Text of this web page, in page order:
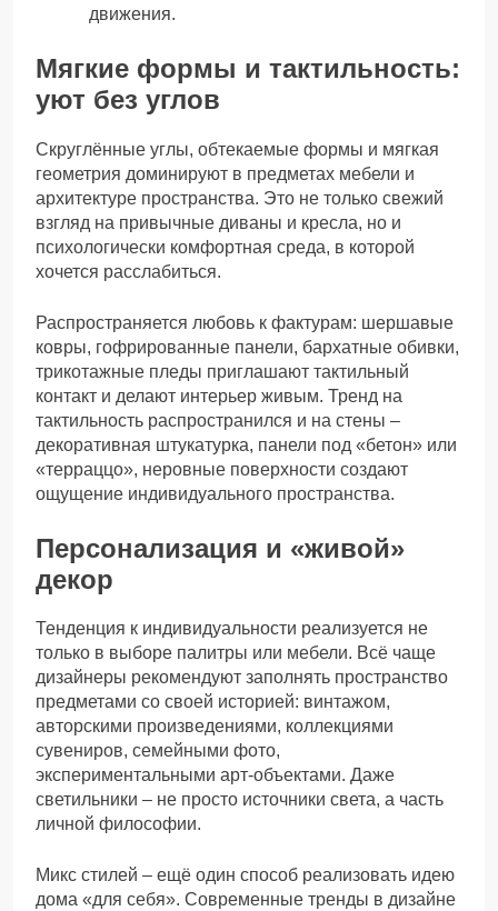
движения.
Мягкие формы и тактильность:
уют без углов
Скруглённые углы, обтекаемые формы и мягкая
геометрия доминируют в предметах мебели и
архитектуре пространства. Это не только свежий
взгляд на привычные диваны и кресла, но и
психологически комфортная среда, в которой
хочется расслабиться.
Распространяется любовь к фактурам: шершавые
ковры, гофрированные панели, бархатные обивки,
трикотажные пледы приглашают тактильный
контакт и делают интерьер живым. Тренд на
тактильность распространился и на стены –
декоративная штукатурка, панели под «бетон» или
«терраццо», неровные поверхности создают
ощущение индивидуального пространства.
Персонализация и «живой»
декор
Тенденция к индивидуальности реализуется не
только в выборе палитры или мебели. Всё чаще
дизайнеры рекомендуют заполнять пространство
предметами со своей историей: винтажом,
авторскими произведениями, коллекциями
сувениров, семейными фото,
экспериментальными арт-объектами. Даже
светильники – не просто источники света, а часть
личной философии.
Микс стилей – ещё один способ реализовать идею
дома «для себя». Современные тренды в дизайне